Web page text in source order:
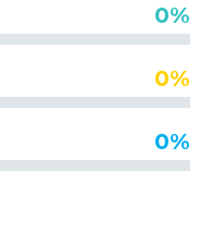
0%
0%
0%